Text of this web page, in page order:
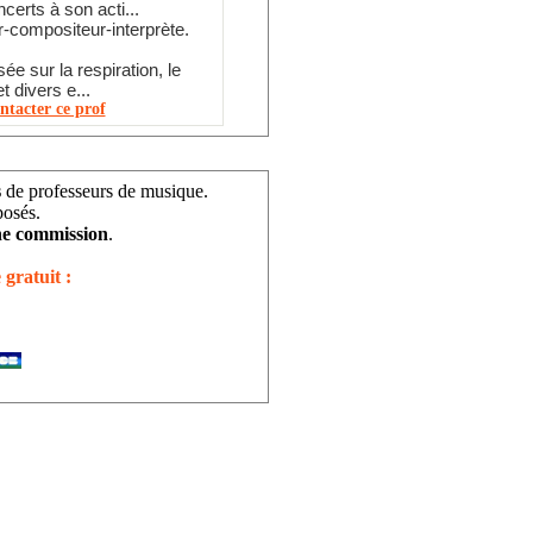
à son acti...
compositeur-interprète.
sur la respiration, le
divers e...
ce prof
de professeurs de musique.
commission.
gratuit :